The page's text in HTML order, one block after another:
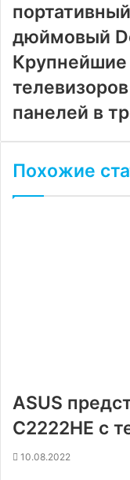
дюймовый
Крупнейшие
панелей в
Похожие
ASUS
C2222HE с
10.08.2022